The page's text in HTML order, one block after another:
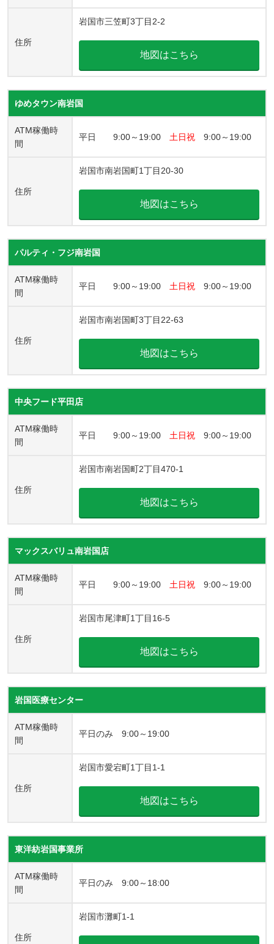
住所
岩国市三笠町3丁目2-2
地図はこちら
ゆめタウン南岩国
ATM稼働時
間
平日 9:00～19:00 土日祝 9:00～19:00
住所
岩国市南岩国町1丁目20-30
地図はこちら
パルティ・フジ南岩国
ATM稼働時
間
平日 9:00～19:00 土日祝 9:00～19:00
住所
岩国市南岩国町3丁目22-63
地図はこちら
中央フード平田店
ATM稼働時
間
平日 9:00～19:00 土日祝 9:00～19:00
住所
岩国市南岩国町2丁目470-1
地図はこちら
マックスバリュ南岩国店
ATM稼働時
間
平日 9:00～19:00 土日祝 9:00～19:00
住所
岩国市尾津町1丁目16-5
地図はこちら
岩国医療センター
ATM稼働時
間
平日のみ 9:00～19:00
住所
岩国市愛宕町1丁目1-1
地図はこちら
東洋紡岩国事業所
ATM稼働時
間
平日のみ 9:00～18:00
住所
岩国市灘町1-1